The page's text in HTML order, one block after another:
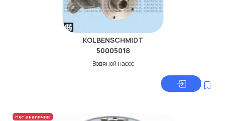
KOLBENSCHMIDT
50005018
Водяной насос
Нет в наличии